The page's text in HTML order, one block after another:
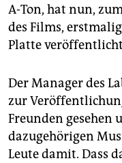
A-Ton, hat nun,
des Films,
Platte
Der Manager des
zur
Freunden gesehen
dazugehörigen
Leute damit. Dass